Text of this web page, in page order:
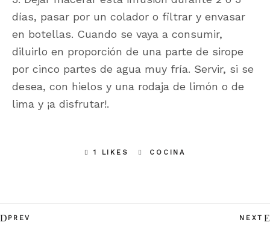
días, pasar por un colador o filtrar y envasar
en botellas. Cuando se vaya a consumir,
diluirlo en proporción de una parte de sirope
por cinco partes de agua muy fría. Servir, si se
desea, con hielos y una rodaja de limón o de
lima y ¡a disfrutar!.
1 LIKES COCINA
PREV NEXT